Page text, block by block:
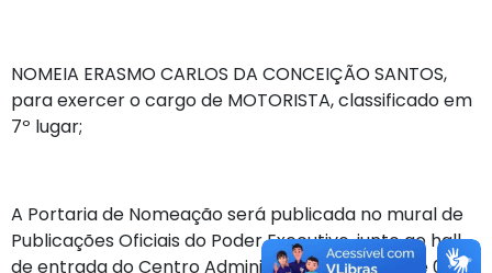
NOMEIA ERASMO CARLOS DA CONCEIÇÃO SANTOS,
para exercer o cargo de MOTORISTA, classificado em
7º lugar;
A Portaria de Nomeação será publicada no mural de
Publicações Oficiais do Poder Executivo, junto ao hall
de entrada do Centro Administrativo, a partir de 03 de